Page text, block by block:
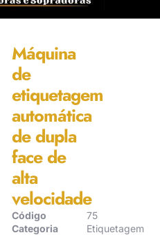
face de alta
Máquina
de
etiquetagem
automática
de dupla
face de
alta
velocidade
Código
75
Categoria
Etiquetagem